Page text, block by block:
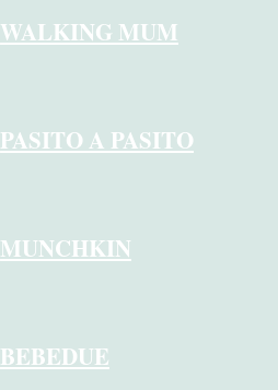
WALKING MUM
PASITO A PASITO
MUNCHKIN
BEBEDUE